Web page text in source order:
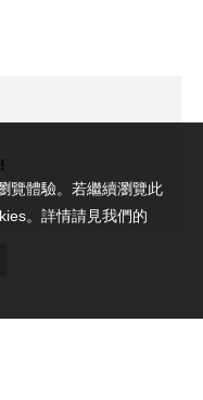
覽體驗。若繼續瀏覽此
。詳情請見我們的